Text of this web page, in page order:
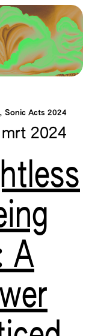
Sonic Acts 2024
2024
A